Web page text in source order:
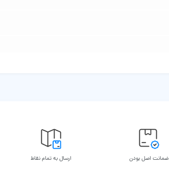
ضمانت اصل بودن ارسال به تمام نقاط